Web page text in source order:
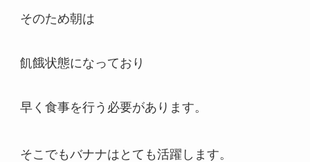
そのため朝は
飢餓状態になっており
早く食事を行う必要があります。
そこでもバナナはとても活躍します。